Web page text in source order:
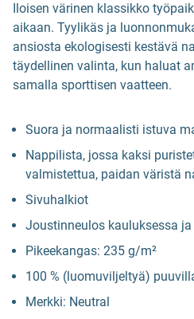
Iloisen värinen klassikko
aikaan. Tyylikäs ja
ansiosta ekologisesti kestävä
täydellinen valinta, kun haluat
samalla sporttisen vaatteen.
Suora ja normaalisti istuva
Nappilista, jossa kaksi
valmistettua, paidan väristä
Sivuhalkiot
Joustinneulos kauluksessa
Pikeekangas: 235 g/m²
100 % (luomuviljeltyä)
Merkki: Neutral